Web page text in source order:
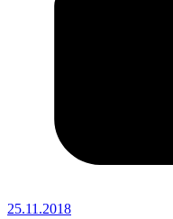
25.11.2018